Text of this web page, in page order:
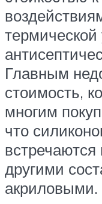
Главным
стоимость,
многим
что
другими
акриловыми.